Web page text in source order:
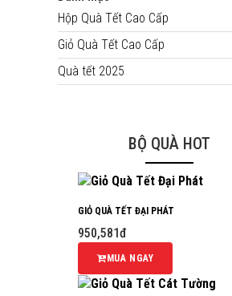
Hộp Quà Tết Cao Cấp
Giỏ Quà Tết Cao Cấp
Quà tết 2025
BỘ QUÀ HOT
GIỎ QUÀ TẾT ĐẠI PHÁT
950,581đ
MUA NGAY